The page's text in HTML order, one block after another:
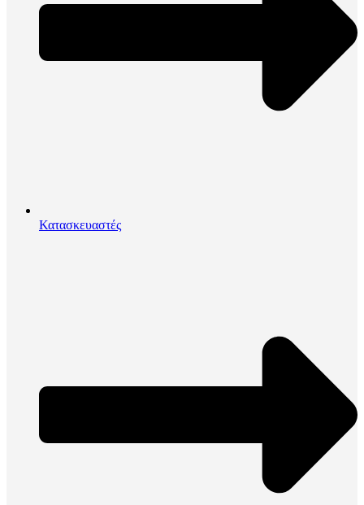
Κατασκευαστές